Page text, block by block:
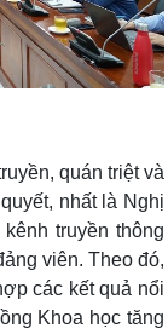
quán triệt và
nhất là Nghị
truyền thông
viên. Theo đó,
các kết quả nổi
Khoa học tăng